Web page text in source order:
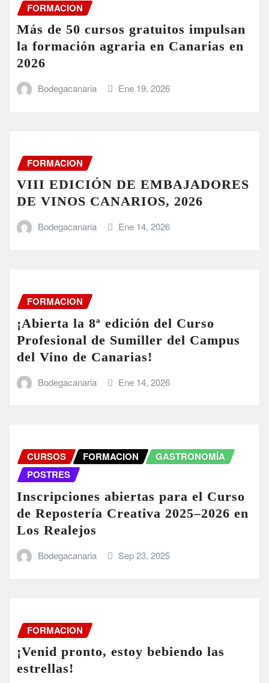
FORMACION
Más de 50 cursos gratuitos impulsan
la formación agraria en Canarias en
2026
Bodegacanaria Ene 19, 2026
FORMACION
VIII EDICIÓN DE EMBAJADORES
DE VINOS CANARIOS, 2026
Bodegacanaria Ene 14, 2026
FORMACION
¡Abierta la 8ª edición del Curso
Profesional de Sumiller del Campus
del Vino de Canarias!
Bodegacanaria Ene 14, 2026
CURSOS FORMACION
GASTRONOMÍA
POSTRES
Inscripciones abiertas para el Curso
de Repostería Creativa 2025–2026 en
Los Realejos
Bodegacanaria Sep 23, 2025
FORMACION
¡Venid pronto, estoy bebiendo las
estrellas!